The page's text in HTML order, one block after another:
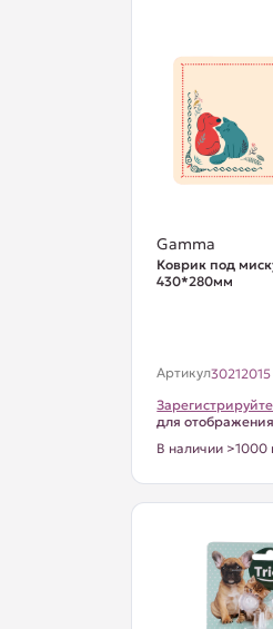
Gamma
Коврик под
430*280мм
Артикул30212015
для
В наличии >1000